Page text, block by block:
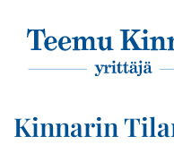
Päävalikko
Kinnarin